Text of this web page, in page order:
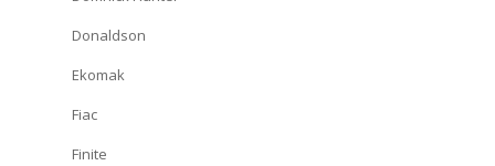
Donaldson
Ekomak
Fiac
Finite